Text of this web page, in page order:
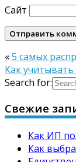
Сайт
«5 самых
Как
Search for:
Свежие
Как ИП
Как